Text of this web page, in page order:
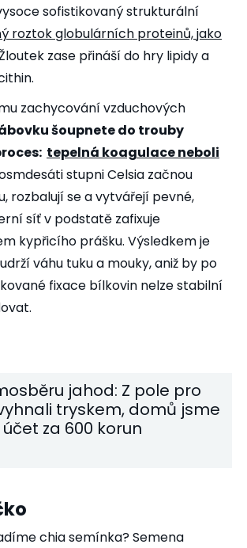
sofistikovaný strukturální
roztok globulárních proteinů, jako
zase přináší do hry lipidy a
zachycování vzduchových
šoupnete do trouby
tepelná koagulace neboli
stupni Celsia začnou
rozbalují se a vytvářejí pevné,
síť v podstatě zafixuje
kypřicího prášku. Výsledkem je
váhu tuku a mouky, aniž by po
fixace bílkovin nelze stabilní
jahod: Z pole pro
tryskem, domů jsme
za 600 korun
chia semínka? Semena